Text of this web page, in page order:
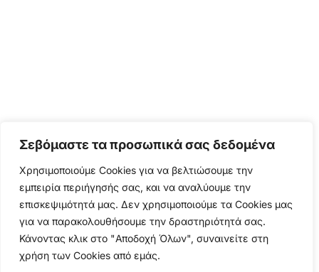
Σεβόμαστε τα προσωπικά σας δεδομένα
Χρησιμοποιούμε Cookies για να βελτιώσουμε την
εμπειρία περιήγησής σας, και να αναλύουμε την
επισκεψιμότητά μας. Δεν χρησιμοποιούμε τα Cookies μας
για να παρακολουθήσουμε την δραστηριότητά σας.
Κάνοντας κλικ στο "Αποδοχή Όλων", συναινείτε στη
χρήση των Cookies από εμάς.